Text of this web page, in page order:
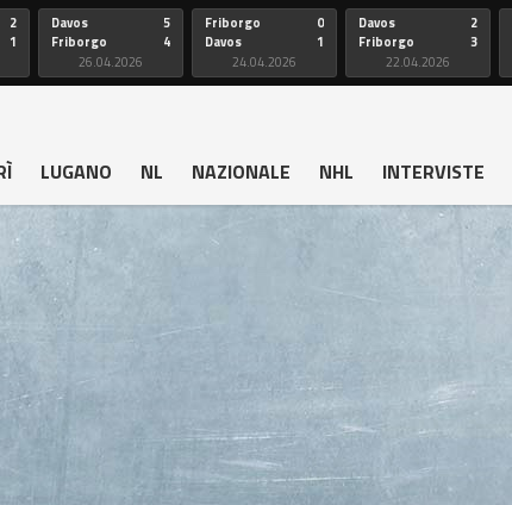
2
1
Davos
Friborgo
5
4
26.04.2026
Friborgo
Davos
0
1
24.04.2026
Davos
Friborgo
2
3
22.04.2026
LUGANO NL NAZIONALE NHL INTERVISTE